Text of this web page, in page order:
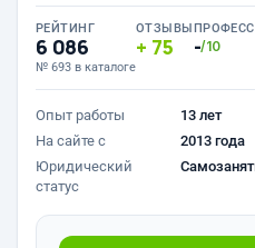
РЕЙТИНГ
6 086
№ 693 в каталоге
ОТЗЫВЫ
75 -/10
Опыт работы
13 лет
На сайте с
2013 года
Юридический
статус